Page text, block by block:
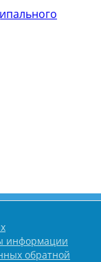
информации
обратной